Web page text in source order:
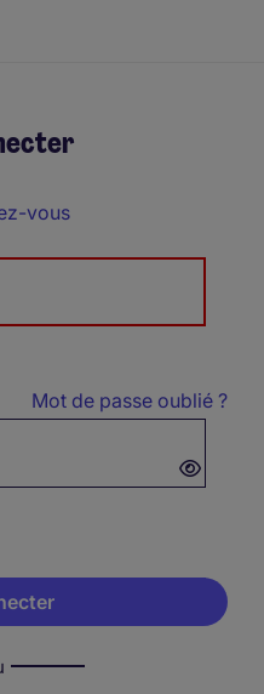
vous
Mot de passe oublié ?